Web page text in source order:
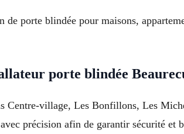
de porte blindée pour maisons,
porte blindée
Centre-village, Les Bonfillons, Les
précision afin de garantir sécurité et